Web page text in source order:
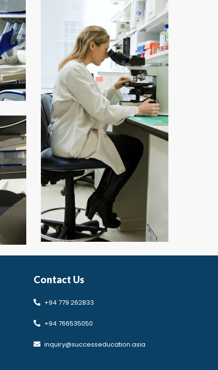
Developed by Design 360
Contact Us
+94 779 262833
+94 766535050
inquiry@successeducation.asia